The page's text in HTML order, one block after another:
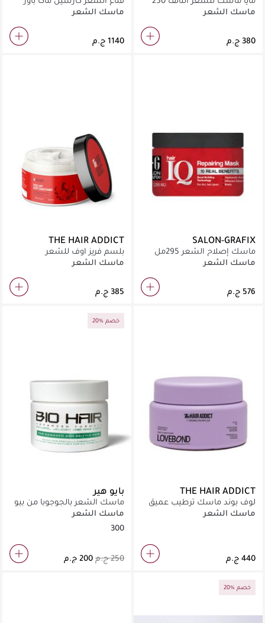
مل
ماسك الشعر بالكولاجين للشعر الجاف والتالف،
ماسك الشعر
SALON-GRAFIX
ماسك إصلاح الشعر 295مل
ماسك الشعر
THE HAIR ADDICT
بلسم فريز اوف للشعر
ماسك الشعر
THE HAIR ADDICT
لوف بوند ماسك ترطيب عميق
300 مل
ماسك الشعر
20% خصم
بايو هير
ماسك الشعر بالجوجوبا من بيو
هير
ماسك الشعر
300
20% خصم